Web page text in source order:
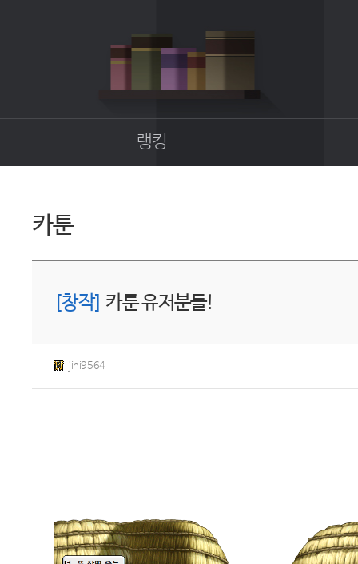
랭킹
카툰
[창작] 카툰 유저분들!
jini9564